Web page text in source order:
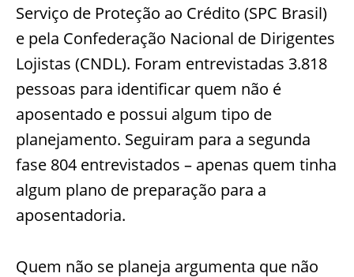
Serviço de Proteção ao Crédito (SPC Brasil)
e pela Confederação Nacional de Dirigentes
Lojistas (CNDL). Foram entrevistadas 3.818
pessoas para identificar quem não é
aposentado e possui algum tipo de
planejamento. Seguiram para a segunda
fase 804 entrevistados – apenas quem tinha
algum plano de preparação para a
aposentadoria.
Quem não se planeja argumenta que não